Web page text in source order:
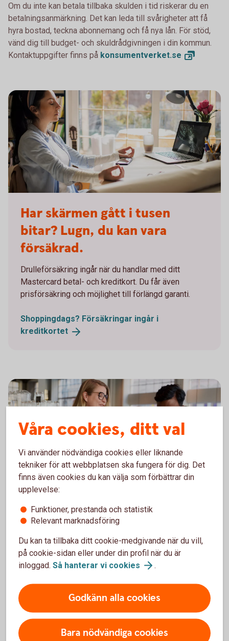
Om du inte kan betala tillbaka skulden i tid riskerar du en
betalningsanmärkning. Det kan leda till svårigheter att få
hyra bostad, teckna abonnemang och få nya lån. För stöd,
vänd dig till budget- och skuldrådgivningen i din kommun.
Kontaktuppgifter finns på konsumentverket.se
Har skärmen gått i tusen
bitar? Lugn, du kan vara
försäkrad.
Drulleförsäkring ingår när du handlar med ditt
Mastercard betal- och kreditkort. Du får även
prisförsäkring och möjlighet till förlängd garanti.
Shoppingdags? Försäkringar ingår i
kreditkortet
Kolla in våra olika kort
Funderar du på att skaffa ett eller flera kort? Jämför
våra kreditkort och bankkort för att se vad som
passar dig.
Jämför kreditkort och
Våra cookies, ditt val
Vi använder nödvändiga cookies eller liknande
tekniker för att webbplatsen ska fungera för dig. Det
finns även cookies du kan välja som förbättrar din
upplevelse:
Funktioner, prestanda och statistik
Relevant marknadsföring
Du kan ta tillbaka ditt cookie-medgivande när du vill,
på cookie-sidan eller under din profil när du är
inloggad. Så hanterar vi cookies .
Godkänn alla cookies
Bara nödvändiga cookies